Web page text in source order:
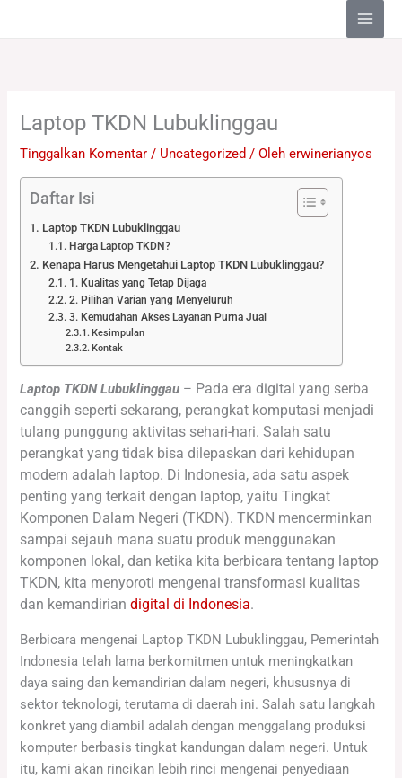
Laptop TKDN Lubuklinggau
Tinggalkan Komentar / Uncategorized / Oleherwinerianyos
Daftar Isi
Laptop TKDN Lubuklinggau
Harga Laptop TKDN?
Kenapa Harus Mengetahui Laptop TKDN Lubuklinggau?
1. Kualitas yang Tetap Dijaga
2. Pilihan Varian yang Menyeluruh
3. Kemudahan Akses Layanan Purna Jual
Kesimpulan
Kontak
Laptop TKDN Lubuklinggau – Pada era digital yang serba
canggih seperti sekarang, perangkat komputasi menjadi
tulang punggung aktivitas sehari-hari. Salah satu
perangkat yang tidak bisa dilepaskan dari kehidupan
modern adalah laptop. Di Indonesia, ada satu aspek
penting yang terkait dengan laptop, yaitu Tingkat
Komponen Dalam Negeri (TKDN). TKDN mencerminkan
sampai sejauh mana suatu produk menggunakan
komponen lokal, dan ketika kita berbicara tentang laptop
TKDN, kita menyoroti mengenai transformasi kualitas
dan kemandiriandigital di Indonesia.
Berbicara mengenai Laptop TKDN Lubuklinggau, Pemerintah
Indonesia telah lama berkomitmen untuk meningkatkan
daya saing dan kemandirian dalam negeri, khususnya di
sektor teknologi, terutama di daerah ini. Salah satu langkah
konkret yang diambil adalah dengan menggalang produksi
komputer berbasis tingkat kandungan dalam negeri. Untuk
itu, kami akan rincikan lebih rinci mengenai penyediaan